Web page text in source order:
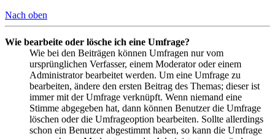
Nach oben
Wie bearbeite oder lösche ich eine Umfrage?
Wie bei den Beiträgen können Umfragen nur vom
ursprünglichen Verfasser, einem Moderator oder einem
Administrator bearbeitet werden. Um eine Umfrage zu
bearbeiten, ändere den ersten Beitrag des Themas; dieser ist
immer mit der Umfrage verknüpft. Wenn niemand eine
Stimme abgegeben hat, dann können Benutzer die Umfrage
löschen oder die Umfrageoption bearbeiten. Sollte allerdings
schon ein Benutzer abgestimmt haben, so kann die Umfrage